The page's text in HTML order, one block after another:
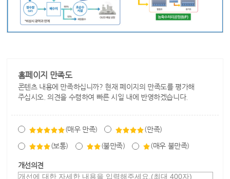
홈페이지 만족도
콘텐츠 내용에 만족하십니까? 현재 페이지의 만족도를 평가해
주십시오. 의견을 수렴하여 빠른 시일 내에 반영하겠습니다.
(매우 만족) (만족)
(보통) (불만족) (매우 불만족)
개선의견